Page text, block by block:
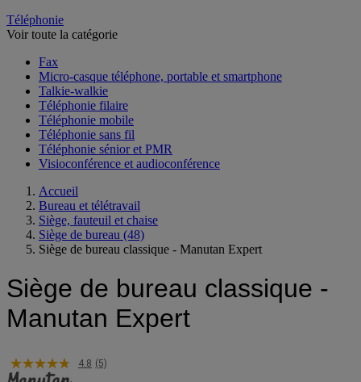
Téléphonie
Voir toute la catégorie
Fax
Micro-casque téléphone, portable et smartphone
Talkie-walkie
Téléphonie filaire
Téléphonie mobile
Téléphonie sans fil
Téléphonie sénior et PMR
Visioconférence et audioconférence
Accueil
Bureau et télétravail
Siège, fauteuil et chaise
Siège de bureau (48)
Siège de bureau classique - Manutan Expert
Siège de bureau classique -
Manutan Expert
4.8 (5)